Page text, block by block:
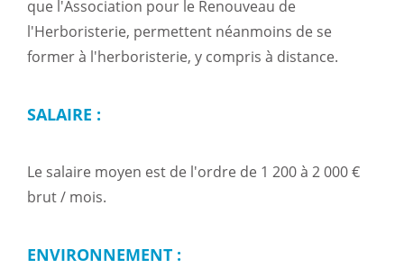
que l'Association pour le Renouveau de
l'Herboristerie, permettent néanmoins de se
former à l'herboristerie, y compris à distance.
SALAIRE :
Le salaire moyen est de l'ordre de 1 200 à 2 000 €
brut / mois.
ENVIRONNEMENT :